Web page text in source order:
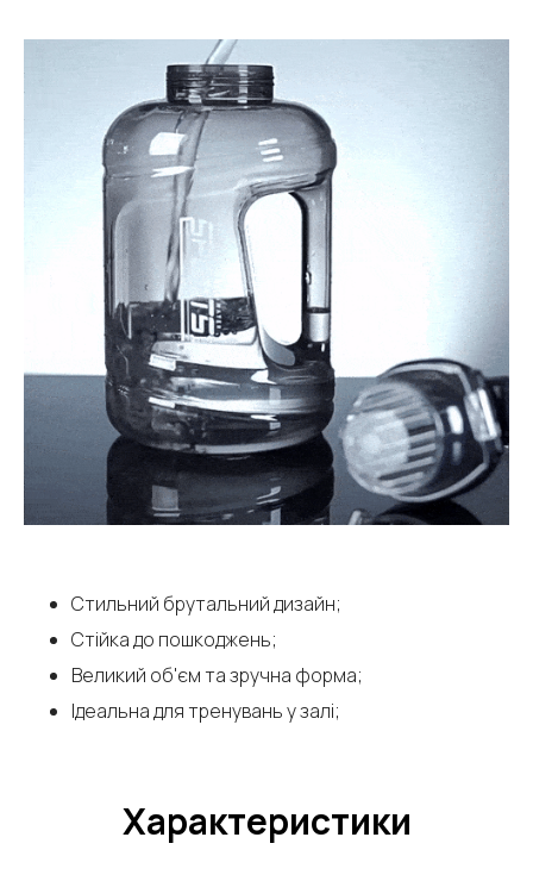
Стильний брутальний дизайн;
Стійка до пошкоджень;
Великий об'єм та зручна форма;
Ідеальна для тренувань у залі;
Характеристики